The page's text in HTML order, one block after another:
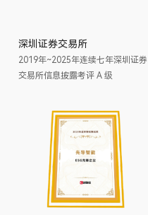
深圳证券交易所
2019年~2025年连续七年深圳证券
交易所信息披露考评 A 级